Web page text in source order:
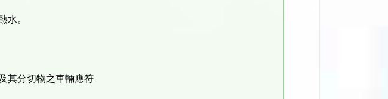
水。
其分切物之車輛應符